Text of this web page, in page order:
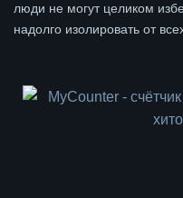
люди не могут целиком
надолго изолировать от